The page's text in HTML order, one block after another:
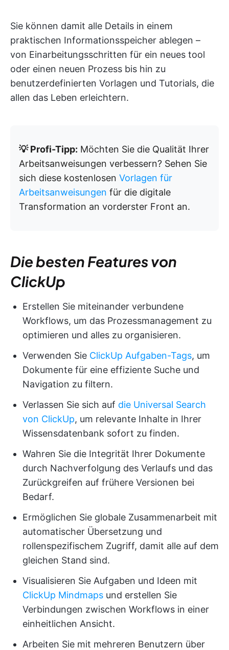
Sie können damit alle Details in einem
praktischen Informationsspeicher ablegen –
von Einarbeitungsschritten für ein neues tool
oder einen neuen Prozess bis hin zu
benutzerdefinierten Vorlagen und Tutorials, die
allen das Leben erleichtern.
💡 Profi-Tipp: Möchten Sie die Qualität Ihrer
Arbeitsanweisungen verbessern? Sehen Sie
sich diese kostenlosen Vorlagen für
Arbeitsanweisungen für die digitale
Transformation an vorderster Front an.
Die besten Features von
ClickUp
Erstellen Sie miteinander verbundene
Workflows, um das Prozessmanagement zu
optimieren und alles zu organisieren.
Verwenden Sie ClickUp Aufgaben-Tags, um
Dokumente für eine effiziente Suche und
Navigation zu filtern.
Verlassen Sie sich auf die Universal Search
von ClickUp, um relevante Inhalte in Ihrer
Wissensdatenbank sofort zu finden.
Wahren Sie die Integrität Ihrer Dokumente
durch Nachverfolgung des Verlaufs und das
Zurückgreifen auf frühere Versionen bei
Bedarf.
Ermöglichen Sie globale Zusammenarbeit mit
automatischer Übersetzung und
rollenspezifischem Zugriff, damit alle auf dem
gleichen Stand sind.
Visualisieren Sie Aufgaben und Ideen mit
ClickUp Mindmaps und erstellen Sie
Verbindungen zwischen Workflows in einer
einheitlichen Ansicht.
Arbeiten Sie mit mehreren Benutzern über